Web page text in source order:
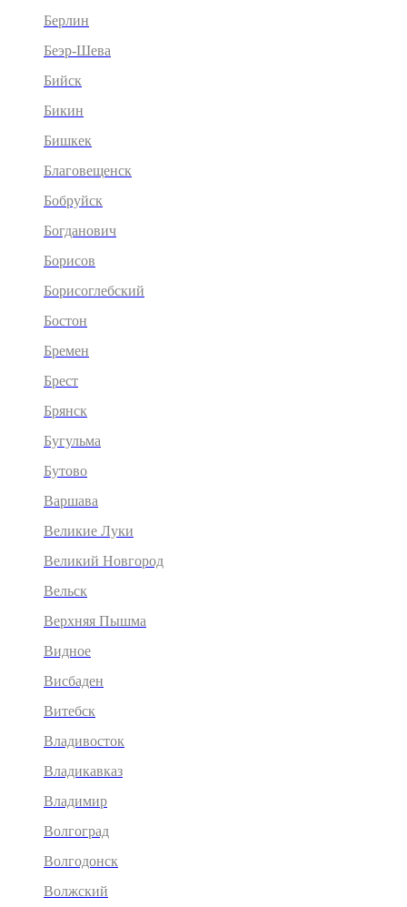
Берлин
Беэр-Шева
Бийск
Бикин
Бишкек
Благовещенск
Бобруйск
Богданович
Борисов
Борисоглебский
Бостон
Бремен
Брест
Брянск
Бугульма
Бутово
Варшава
Великие Луки
Великий Новгород
Вельск
Верхняя Пышма
Видное
Висбаден
Витебск
Владивосток
Владикавказ
Владимир
Волгоград
Волгодонск
Волжский